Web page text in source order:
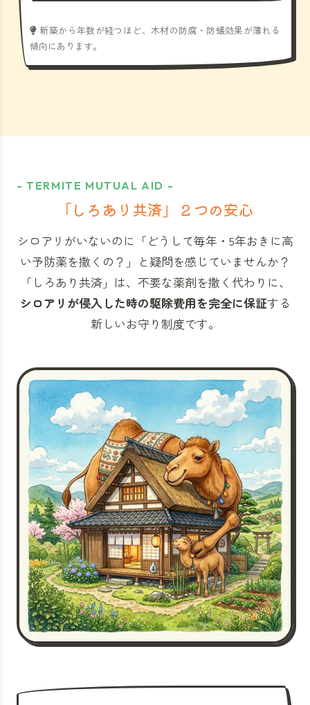
新築から年数が経つほど、木材の防腐・防蟻効果が薄れる
傾向にあります。
- TERMITE MUTUAL AID -
「しろあり共済」 ２つの安心
シロアリがいないのに「どうして毎年・5年おきに高
い予防薬を撒くの？」と 疑問を感じていませんか？
「しろあり共済」 は、不要な薬剤を撒く代わりに、
シロアリが侵入した時の駆除費用を完全に保証する
新しいお守り制度です。